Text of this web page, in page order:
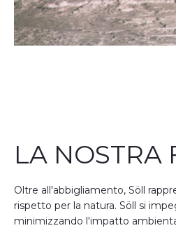
LA NOSTRA
Oltre all'abbigliamento, Söll
rispetto per la natura. Söll si
minimizzando l'impatto